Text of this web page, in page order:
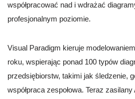
współpracować nad i wdrażać
profesjonalnym poziomie.
Visual Paradigm kieruje
roku, wspierając ponad 100 typów
przedsiębiorstw, takimi jak śledzenie,
współpraca zespołowa. Teraz